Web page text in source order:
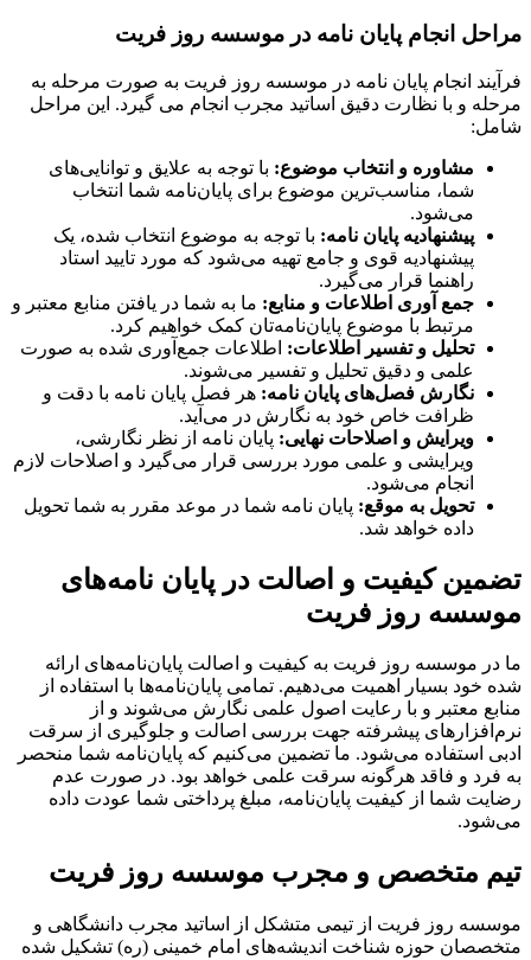
مراحل انجام پایان نامه در موسسه روز فریت
فرآیند انجام پایان نامه در موسسه روز فریت به صورت مرحله به
مرحله و با نظارت دقیق اساتید مجرب انجام می گیرد. این مراحل
شامل:
مشاوره و انتخاب موضوع: با توجه به علایق و توانایی‌های
شما، مناسب‌ترین موضوع برای پایان‌نامه شما انتخاب
می‌شود.
پیشنهادیه پایان نامه: با توجه به موضوع انتخاب شده، یک
پیشنهادیه قوی و جامع تهیه می‌شود که مورد تایید استاد
راهنما قرار می‌گیرد.
جمع آوری اطلاعات و منابع: ما به شما در یافتن منابع معتبر و
مرتبط با موضوع پایان‌نامه‌تان کمک خواهیم کرد.
تحلیل و تفسیر اطلاعات: اطلاعات جمع‌آوری شده به صورت
علمی و دقیق تحلیل و تفسیر می‌شوند.
نگارش فصل‌های پایان نامه: هر فصل پایان نامه با دقت و
ظرافت خاص خود به نگارش در می‌آید.
ویرایش و اصلاحات نهایی: پایان نامه از نظر نگارشی،
ویرایشی و علمی مورد بررسی قرار می‌گیرد و اصلاحات لازم
انجام می‌شود.
تحویل به موقع: پایان نامه شما در موعد مقرر به شما تحویل
داده خواهد شد.
تضمین کیفیت و اصالت در پایان نامه‌های
موسسه روز فریت
ما در موسسه روز فریت به کیفیت و اصالت پایان‌نامه‌های ارائه
شده خود بسیار اهمیت می‌دهیم. تمامی پایان‌نامه‌ها با استفاده از
منابع معتبر و با رعایت اصول علمی نگارش می‌شوند و از
نرم‌افزارهای پیشرفته جهت بررسی اصالت و جلوگیری از سرقت
ادبی استفاده می‌شود. ما تضمین می‌کنیم که پایان‌نامه شما منحصر
به فرد و فاقد هرگونه سرقت علمی خواهد بود. در صورت عدم
رضایت شما از کیفیت پایان‌نامه، مبلغ پرداختی شما عودت داده
می‌شود.
تیم متخصص و مجرب موسسه روز فریت
موسسه روز فریت از تیمی متشکل از اساتید مجرب دانشگاهی و
متخصصان حوزه شناخت اندیشه‌های امام خمینی (ره) تشکیل شده